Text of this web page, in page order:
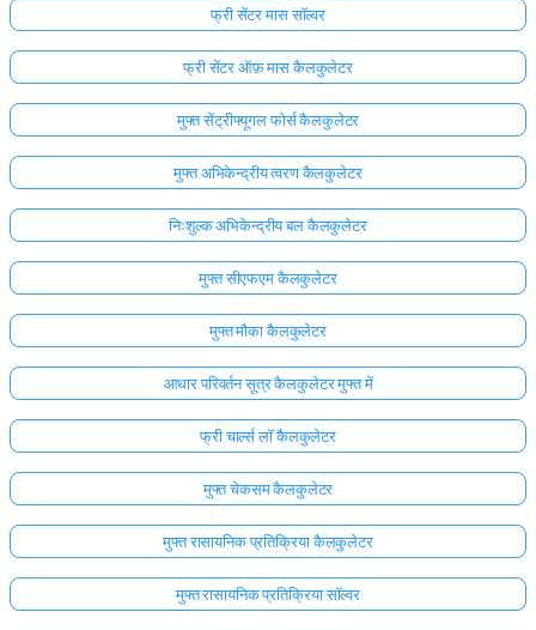
फ्री सेंटर मास सॉल्वर
फ्री सेंटर ऑफ़ मास कैलकुलेटर
मुफ्त सेंट्रीफ्यूगल फोर्स कैलकुलेटर
मुफ्त अभिकेन्द्रीय त्वरण कैलकुलेटर
निःशुल्क अभिकेन्द्रीय बल कैलकुलेटर
मुफ्त सीएफएम कैलकुलेटर
मुफ्त मौका कैलकुलेटर
आधार परिवर्तन सूत्र कैलकुलेटर मुफ्त में
फ्री चार्ल्स लॉ कैलकुलेटर
मुफ्त चेकसम कैलकुलेटर
मुफ्त रासायनिक प्रतिक्रिया कैलकुलेटर
मुफ्त रासायनिक प्रतिक्रिया सॉल्वर